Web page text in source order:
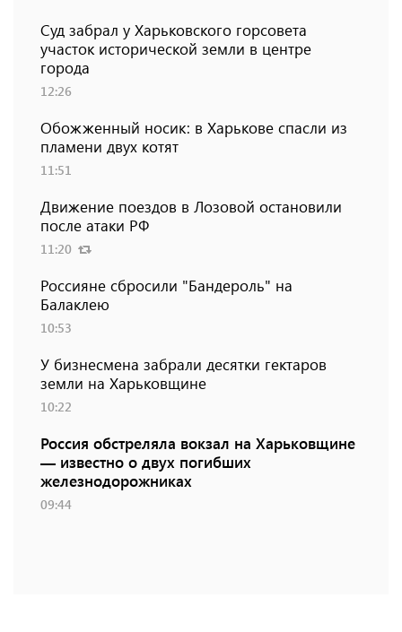
Суд забрал у Харьковского горсовета
участок исторической земли в центре
города
12:26
Обожженный носик: в Харькове спасли из
пламени двух котят
11:51
Движение поездов в Лозовой остановили
после атаки РФ
11:20
Россияне сбросили "Бандероль" на
Балаклею
10:53
У бизнесмена забрали десятки гектаров
земли на Харьковщине
10:22
Россия обстреляла вокзал на Харьковщине
— известно о двух погибших
железнодорожниках
09:44